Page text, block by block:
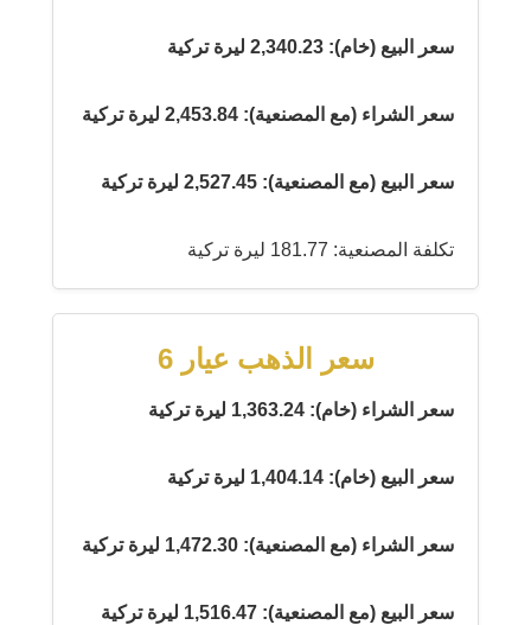
سعر البيع (خام): 2,340.23 ليرة تركية
سعر الشراء (مع المصنعية): 2,453.84 ليرة تركية
سعر البيع (مع المصنعية): 2,527.45 ليرة تركية
تكلفة المصنعية: 181.77 ليرة تركية
سعر الذهب عيار 6
سعر الشراء (خام): 1,363.24 ليرة تركية
سعر البيع (خام): 1,404.14 ليرة تركية
سعر الشراء (مع المصنعية): 1,472.30 ليرة تركية
سعر البيع (مع المصنعية): 1,516.47 ليرة تركية